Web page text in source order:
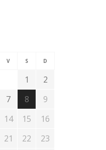
V S D
1
2
7 8
9
14 15
16
21 22
23